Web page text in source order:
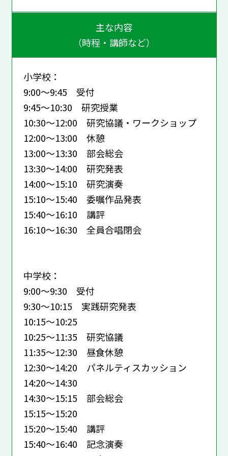
主な内容
（時程・講師など）
小学校：
9:00～9:45 受付
9:45～10:30 研究授業
10:30～12:00 研究協議・ワークショップ
12:00～13:00 休憩
13:00～13:30 部会総会
13:30～14:00 研究発表
14:00～15:10 研究演奏
15:10～15:40 委嘱作品発表
15:40～16:10 講評
16:10～16:30 全員合唱閉会
中学校：
9:00～9:30 受付
9:30～10:15 実践研究発表
10:15～10:25
10:25～11:35 研究協議
11:35～12:30 昼食休憩
12:30～14:20 パネルティスカッション
14:20～14:30
14:30～15:15 部会総会
15:15～15:20
15:20～15:40 講評
15:40～16:40 記念演奏